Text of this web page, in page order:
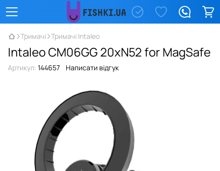
Тримачі Тримачі Intaleo
Intaleo CM06GG 20xN52 for MagSafe
Артикул: 144657 Написати відгук